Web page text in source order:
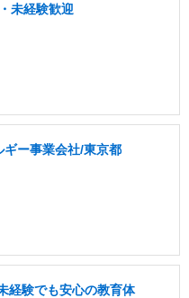
未経験歓迎
ー事業会社/東京都
経験でも安心の教育体